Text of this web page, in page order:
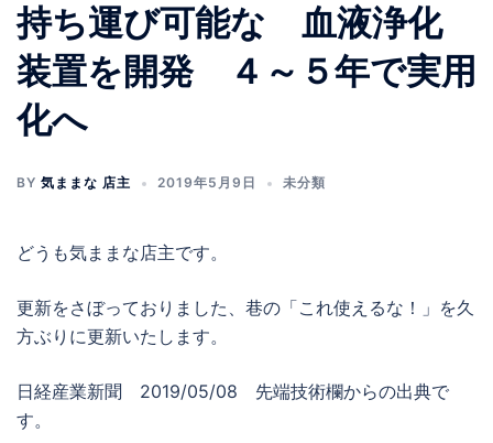
ッ持ち運び可能な 血液浄化
装置を開発 ４～５年で実用
化へ
BY 気ままな 店主 2019年5月9日 未分類
どうも気ままな店主です。
更新をさぼっておりました、巷の「これ使えるな！」を久
方ぶりに更新いたします。
日経産業新聞 2019/05/08 先端技術欄からの出典で
す。